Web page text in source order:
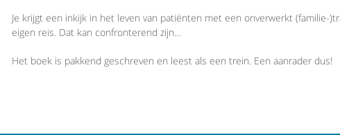
Je krijgt een inkijk in het leven van patiënten met een onverwerkt (familie-
eigen reis. Dat kan confronterend zijn…
Het boek is pakkend geschreven en leest als een trein. Een aanrader dus!